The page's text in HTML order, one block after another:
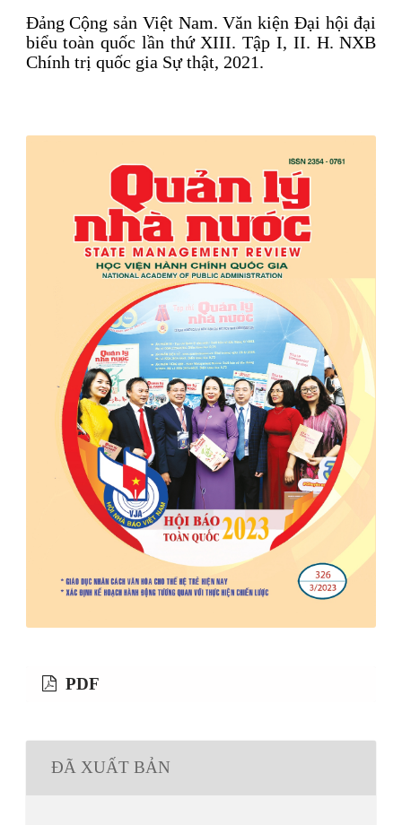
Đảng Cộng sản Việt Nam. Văn kiện Đại hội đại
biểu toàn quốc lần thứ XIII. Tập I, II. H. NXB
Chính trị quốc gia Sự thật, 2021.
PDF
ĐÃ XUẤT BẢN